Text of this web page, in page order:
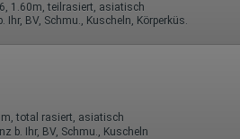
1.60m, teilrasiert, asiatisch
Ihr, BV, Schmu., Kuscheln, Körperküs.
total rasiert, asiatisch
b. Ihr, BV, Schmu., Kuscheln